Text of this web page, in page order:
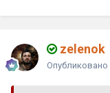
zelenok
Опубликовано